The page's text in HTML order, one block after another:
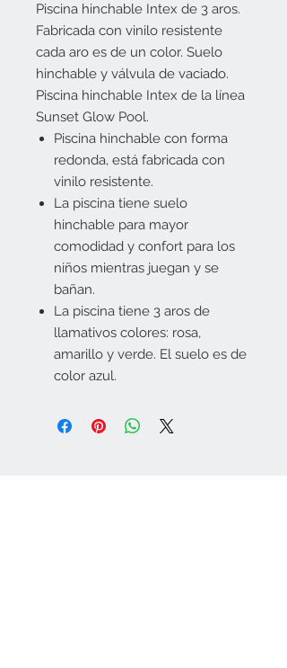
Piscina hinchable Intex de 3 aros.
Fabricada con vinilo resistente
cada aro es de un color. Suelo
hinchable y válvula de vaciado.
Piscina hinchable Intex de la línea
Sunset Glow Pool.
Piscina hinchable con forma
redonda, está fabricada con
vinilo resistente.
La piscina tiene suelo
hinchable para mayor
comodidad y confort para los
niños mientras juegan y se
bañan.
La piscina tiene 3 aros de
llamativos colores: rosa,
amarillo y verde. El suelo es de
color azul.